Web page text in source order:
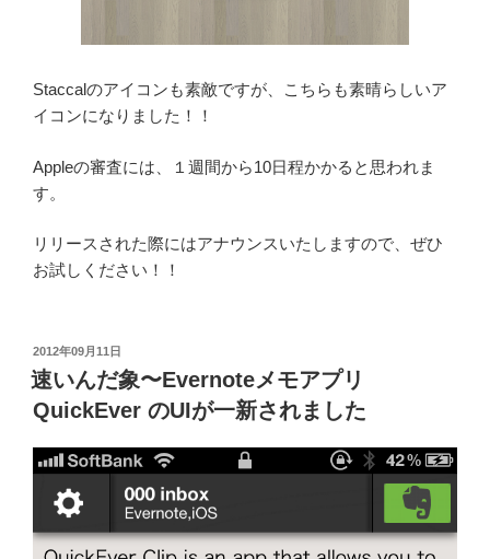
Staccalのアイコンも素敵ですが、こちらも素晴らしいア
イコンになりました！！
Appleの審査には、１週間から10日程かかると思われま
す。
リリースされた際にはアナウンスいたしますので、ぜひ
お試しください！！
投
稿
日:
2012年09月11日
速いんだ象〜Evernoteメモアプリ
QuickEver のUIが一新されました